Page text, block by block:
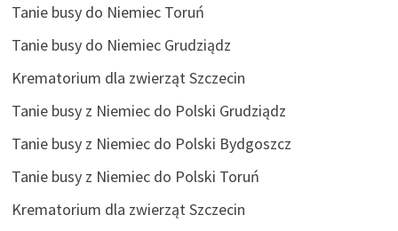
Tanie busy do Niemiec Toruń
Tanie busy do Niemiec Grudziądz
Krematorium dla zwierząt Szczecin
Tanie busy z Niemiec do Polski Grudziądz
Tanie busy z Niemiec do Polski Bydgoszcz
Tanie busy z Niemiec do Polski Toruń
Krematorium dla zwierząt Szczecin